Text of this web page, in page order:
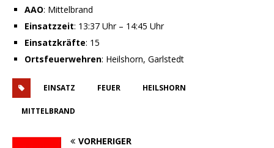
AAO: Mittelbrand
Einsatzzeit: 13:37 Uhr – 14:45 Uhr
Einsatzkräfte: 15
Ortsfeuerwehren: Heilshorn, Garlstedt
EINSATZ FEUER HEILSHORN
MITTELBRAND
VORHERIGER